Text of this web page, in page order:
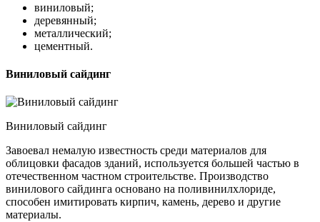
виниловый;
деревянный;
металлический;
цементный.
Виниловый сайдинг
Виниловый сайдинг
Завоевал немалую известность среди материалов для
облицовки фасадов зданий, используется большей частью в
отечественном частном строительстве. Производство
винилового сайдинга основано на поливинилхлориде,
способен имитировать кирпич, камень, дерево и другие
материалы.